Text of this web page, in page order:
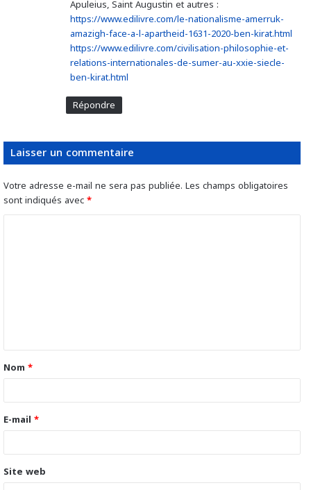
Apuleius, Saint Augustin et autres :
https://www.edilivre.com/le-nationalisme-amerruk-
amazigh-face-a-l-apartheid-1631-2020-ben-kirat.html
https://www.edilivre.com/civilisation-philosophie-et-
relations-internationales-de-sumer-au-xxie-siecle-
ben-kirat.html
Répondre
Laisser un commentaire
Votre adresse e-mail ne sera pas publiée. Les champs obligatoires
sont indiqués avec*
t
a
e
*
Nom *
E-mail *
Site web